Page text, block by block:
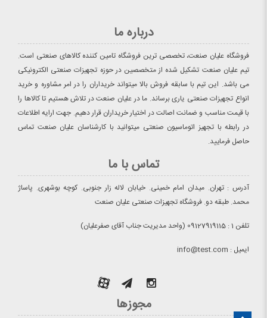
درباره ما
فروشگاه علیان صنعت، تخصصی ترین فروشگاه تامین کننده کالاهای صنعتی است.
تیم علیان صنعت تشکیل شده از متخصصین در حوزه تجهیزات صنعتی الکترونیکی
می باشد. این تیم با سابقه فروش بالا میتواند خریداران را در امر مشاوره و خرید
انواع تجهیزات صنعتی یاری برساند. ما در علیان صنعت در تلاش هستیم تا کالاها را
با قیمت مناسب و ضمانت اصالت در اختیار خریداران قرار دهیم. جهت ارایه اطلاعات
در رابطه با تجهیز اتوماسیون صنعتی میتوانید با کارشناسان علیان صنعت تماس
حاصل فرمایید.
تماس با ما
آدرس : تهران. میدان امام خمینی. خیابان لاله زار جنوبی. کوچه بوشهری. پاساژ
محمد. طبقه دو. فروشگاه تجهیزات صنعتی علیان صنعت
تلفن 1 : 09127919115 (واحد مدیریت جناب آقای صفرعلیان)
ایمیل : info@test.com
مجوزها